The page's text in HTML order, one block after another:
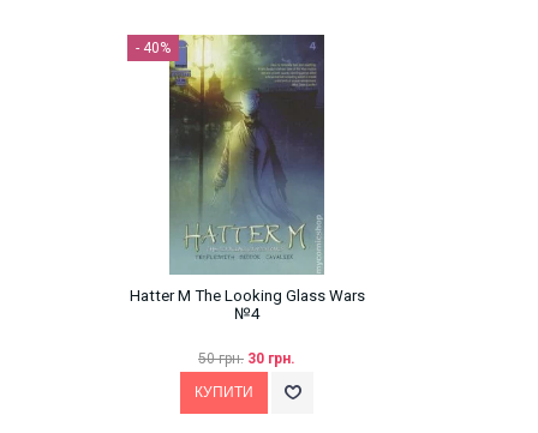
- 40%
Hatter M The Looking Glass Wars
№4
50 грн. 30 грн.